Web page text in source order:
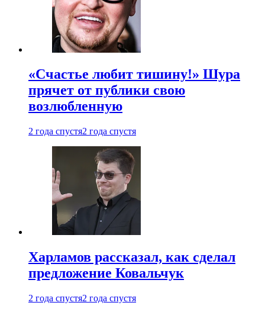
«Счастье любит тишину!» Шура
прячет от публики свою
возлюбленную
2 года спустя2 года спустя
Харламов рассказал, как сделал
предложение Ковальчук
2 года спустя2 года спустя